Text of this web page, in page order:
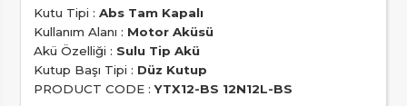
Kutu Tipi : Abs Tam Kapalı
Kullanım Alanı : Motor Aküsü
Akü Özelliği : Sulu Tip Akü
Kutup Başı Tipi : Düz Kutup
PRODUCT CODE :YTX12-BS 12N12L-BS